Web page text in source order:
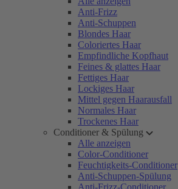
Anti-Frizz
Anti-Schuppen
Blondes Haar
Coloriertes Haar
Empfindliche Kopfhaut
Feines & glattes Haar
Fettiges Haar
Lockiges Haar
Mittel gegen Haarausfall
Normales Haar
Trockenes Haar
Conditioner & Spülung
Alle anzeigen
Color-Conditioner
Feuchtigkeits-Conditioner
Anti-Schuppen-Spülung
Anti-Frizz-Conditioner